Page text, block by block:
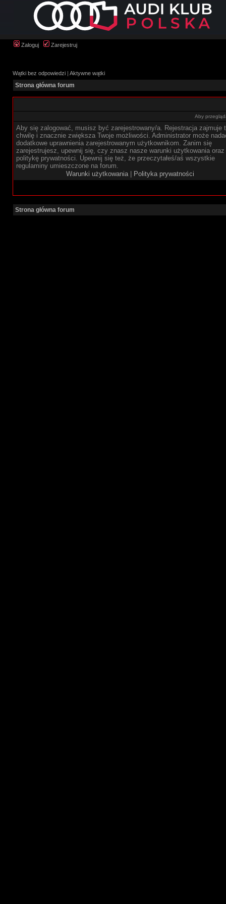
Zaloguj Zarejestruj
Wątki bez odpowiedzi | Aktywne wątki
Strona główna forum
Aby
Aby się zalogować, musisz być zarejestrowany/a. Rejestracja zajmuje
chwilę i znacznie zwiększa Twoje możliwości. Administrator może
dodatkowe uprawnienia zarejestrowanym użytkownikom. Zanim się
zarejestrujesz, upewnij się, czy znasz nasze warunki użytkowania oraz
politykę prywatności. Upewnij się też, że przeczytałeś/aś wszystkie
regulaminy umieszczone na forum.
Warunki użytkowania| Polityka prywatności
Strona główna forum